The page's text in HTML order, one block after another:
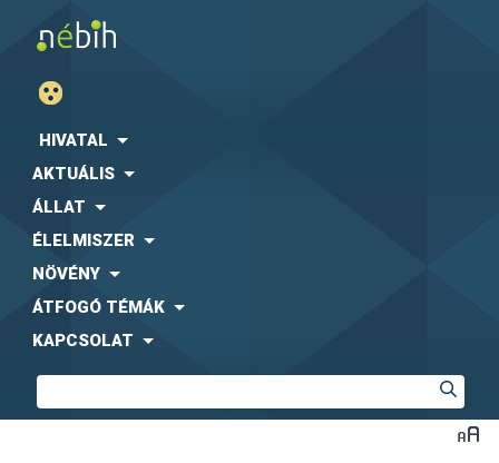
HIVATAL
AKTUÁLIS
ÁLLAT
ÉLELMISZER
NÖVÉNY
ÁTFOGÓ TÉMÁK
KAPCSOLAT